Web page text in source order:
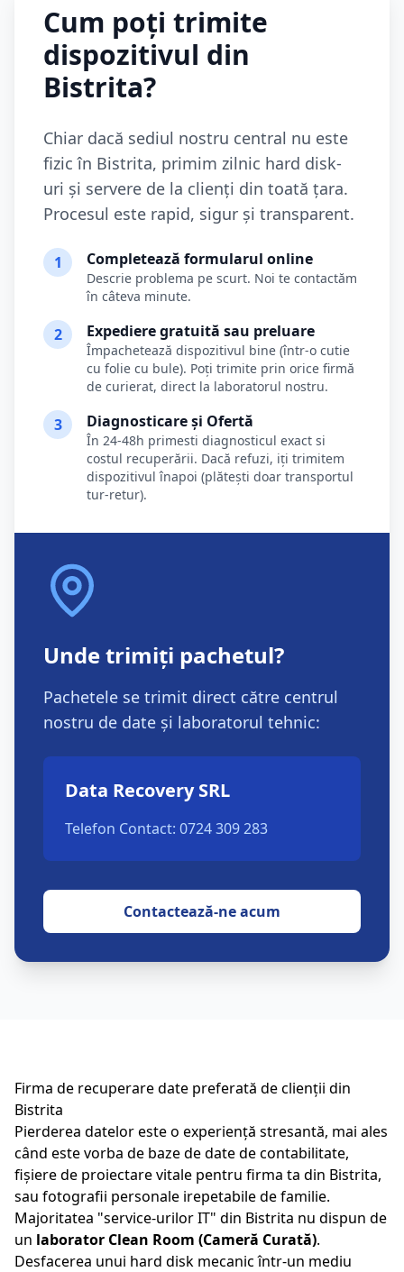
Cum poți trimite
dispozitivul din
Bistrita?
Chiar dacă sediul nostru central nu este
fizic în Bistrita, primim zilnic hard disk-
uri și servere de la clienți din toată țara.
Procesul este rapid, sigur și transparent.
1 Completează formularul online
Descrie problema pe scurt. Noi te contactăm
în câteva minute.
2 Expediere gratuită sau preluare
Împachetează dispozitivul bine (într-o cutie
cu folie cu bule). Poți trimite prin orice firmă
de curierat, direct la laboratorul nostru.
3 Diagnosticare și Ofertă
În 24-48h primesti diagnosticul exact si
costul recuperării. Dacă refuzi, iți trimitem
dispozitivul înapoi (plătești doar transportul
tur-retur).
Unde trimiți pachetul?
Pachetele se trimit direct către centrul
nostru de date și laboratorul tehnic:
Data Recovery SRL
Telefon Contact: 0724 309 283
Contactează-ne acum
Firma de recuperare date preferată de clienții din
Bistrita
Pierderea datelor este o experiență stresantă, mai ales
când este vorba de baze de date de contabilitate,
fișiere de proiectare vitale pentru firma ta din Bistrita,
sau fotografii personale irepetabile de familie.
Majoritatea "service-urilor IT" din Bistrita nu dispun de
un laborator Clean Room (Cameră Curată).
Desfacerea unui hard disk mecanic într-un mediu